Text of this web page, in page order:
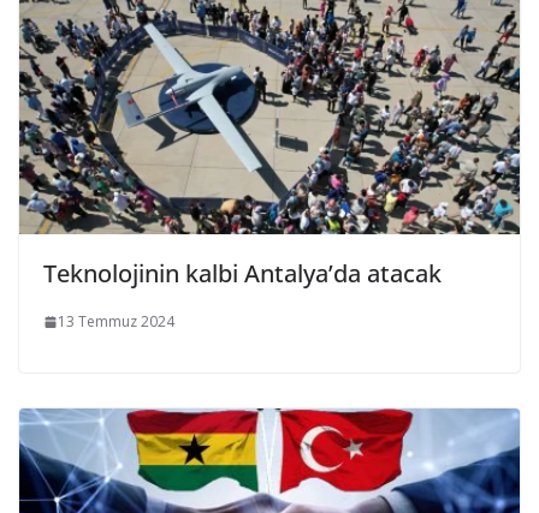
Teknolojinin kalbi Antalya’da atacak
13 Temmuz 2024